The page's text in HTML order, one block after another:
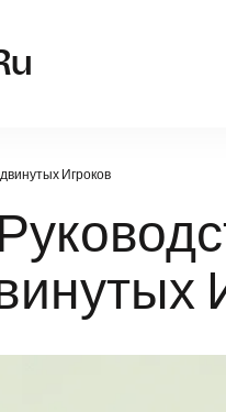
Игроков